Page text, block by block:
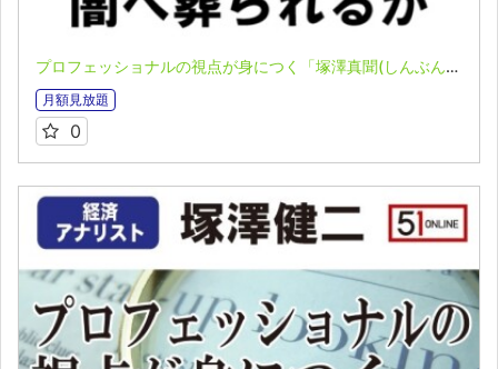
プロフェッショナルの視点が身につく「塚澤真聞(しんぶん)」(2023.06.19)
月額見放題
0